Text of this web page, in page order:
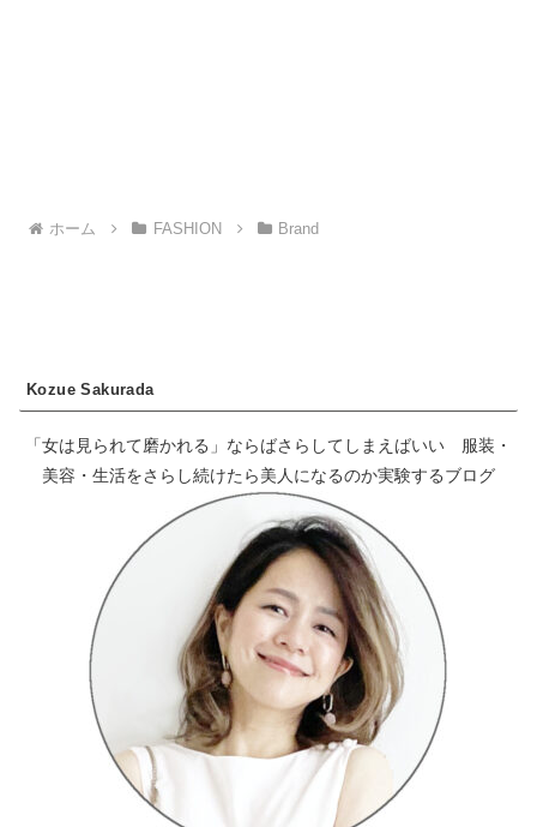
ホーム FASHION Brand
Kozue Sakurada
「女は見られて磨かれる」ならばさらしてしまえばいい 服装・
美容・生活をさらし続けたら美人になるのか実験するブログ